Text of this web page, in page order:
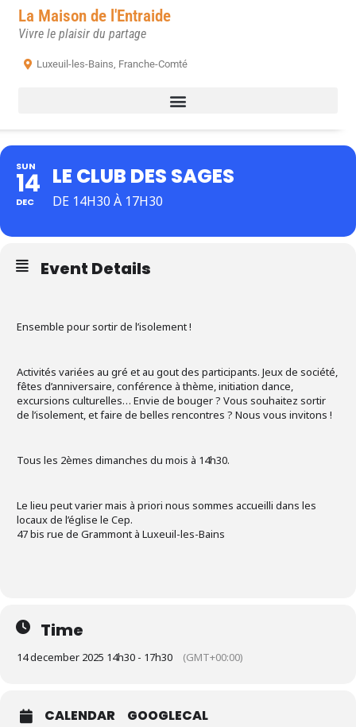
La Maison de l'Entraide
Vivre le plaisir du partage
Luxeuil-les-Bains, Franche-Comté
SUN
14
DEC
LE CLUB DES SAGES
DE 14H30 À 17H30
Event Details
Ensemble pour sortir de l’isolement !
Activités variées au gré et au gout des participants. Jeux de société,
fêtes d’anniversaire, conférence à thème, initiation dance,
excursions culturelles… Envie de bouger ? Vous souhaitez sortir
de l’isolement, et faire de belles rencontres ? Nous vous invitons !
Tous les 2èmes dimanches du mois à 14h30.
Le lieu peut varier mais à priori nous sommes accueilli dans les
locaux de l’église le Cep.
47 bis rue de Grammont à Luxeuil-les-Bains
Time
14 december 2025 14h30 - 17h30 (GMT+00:00)
CALENDAR GOOGLECAL